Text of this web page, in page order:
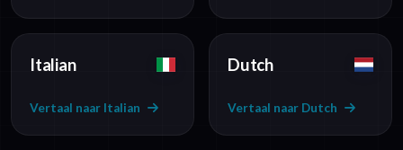
Italian
Vertaal naar Italian
Dutch
Vertaal naar Dutch